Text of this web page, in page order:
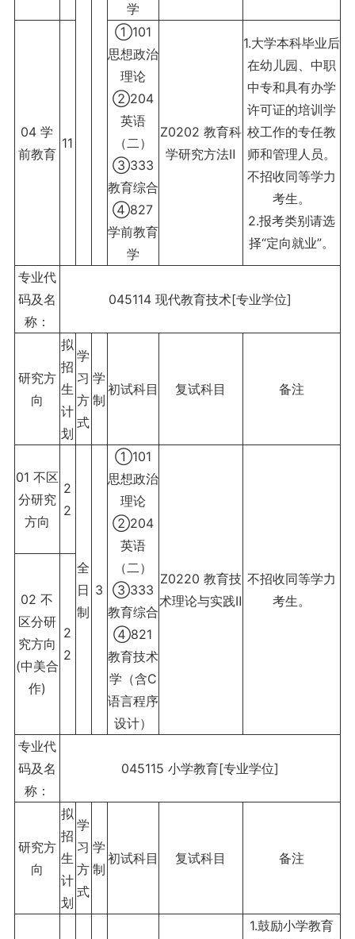
学
04 学
前教育
11
①101
思想政治
理论
②204
英语
（二）
③333
教育综合
④827
学前教育
学
Z0202 教育科
学研究方法Ⅱ
1.大学本科毕业后
在幼儿园、中职
中专和具有办学
许可证的培训学
校工作的专任教
师和管理人员。
不招收同等学力
考生。
2.报考类别请选
择“定向就业”。
专业代
码及名
称：
045114 现代教育技术[专业学位]
研究方
向
拟
招
生
计
划
学
习
方
式
学
制
初试科目 复试科目 备注
01 不区
分研究
方向
2
2
全
日
制
3
①101
思想政治
理论
②204
英语
（二）
③333
教育综合
④821
教育技术
学（含C
语言程序
设计）
Z0220 教育技
术理论与实践Ⅱ
不招收同等学力
考生。
02 不
区分研
究方向
(中美合
作)
2
2
专业代
码及名
称：
045115 小学教育[专业学位]
研究方
向
拟
招
生
计
划
学
习
方
式
学
制
初试科目 复试科目 备注
1.鼓励小学教育